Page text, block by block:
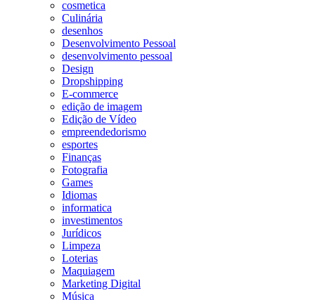
cosmetica
Culinária
desenhos
Desenvolvimento Pessoal
desenvolvimento pessoal
Design
Dropshipping
E-commerce
edição de imagem
Edição de Vídeo
empreendedorismo
esportes
Finanças
Fotografia
Games
Idiomas
informatica
investimentos
Jurídicos
Limpeza
Loterias
Maquiagem
Marketing Digital
Música